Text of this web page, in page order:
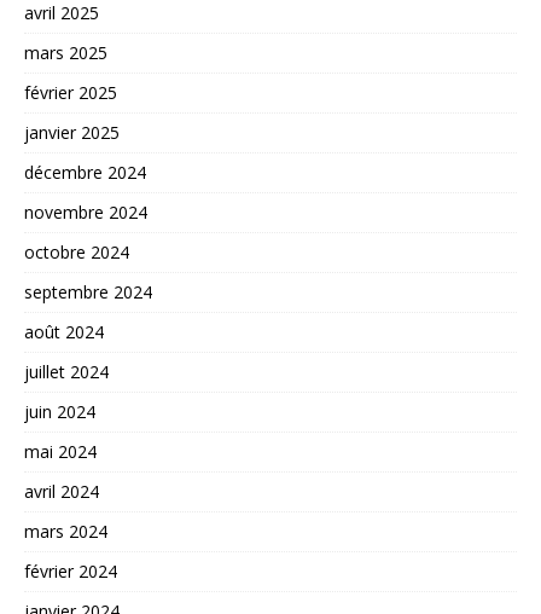
avril 2025
mars 2025
février 2025
janvier 2025
décembre 2024
novembre 2024
octobre 2024
septembre 2024
août 2024
juillet 2024
juin 2024
mai 2024
avril 2024
mars 2024
février 2024